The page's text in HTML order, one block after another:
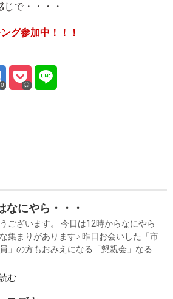
で・・・・
グ参加中！！！
0
なにやら・・・
ございます。 今日は12時からなにやら
集まりがあります♪ 昨日お会いした「市
」の方もおみえになる「懇親会」なる
む